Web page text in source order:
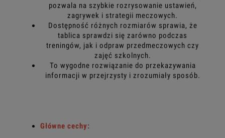
pozwala na szybkie rozrysowanie ustawień,
zagrywek i strategii meczowych.
Dostępność różnych rozmiarów sprawia, że
tablica sprawdzi się zarówno podczas
treningów, jak i odpraw przedmeczowych czy
zajęć szkolnych.
To wygodne rozwiązanie do przekazywania
informacji w przejrzysty i zrozumiały sposób.
Główne cechy: